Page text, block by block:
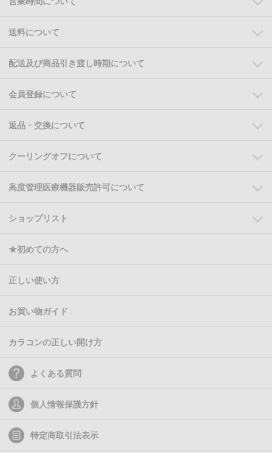
送料について
配送及び商品引き渡し時期について
会員登録について
返品・交換について
クーリングオフについて
高度管理医療機器販売許可について
ショップリスト
★初めての方へ
正しい使い方
お買い物ガイド
カラコンの正しい開け方
よくある質問
個人情報保護方針
特定商取引法表示